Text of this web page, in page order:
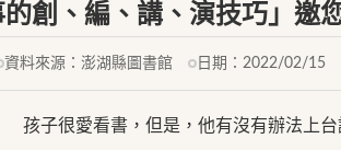
創、編、講、演技巧」邀
資料來源： 澎湖縣圖書館 日期： 2022/02/15
子很愛看書，但是，他有沒有辦法上台